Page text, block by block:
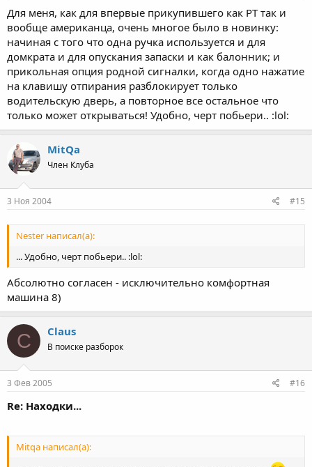
Для меня, как для впервые прикупившего как РТ так и
вообще американца, очень многое было в новинку:
начиная с того что одна ручка используется и для
домкрата и для опускания запаски и как балонник; и
прикольная опция родной сигналки, когда одно нажатие
на клавишу отпирания разблокирует только
водительскую дверь, а повторное все остальное что
только может открываться! Удобно, черт побьери.. :lol:
MitQa
Член Клуба
3 Ноя 2004 #15
Nester написал(а):
... Удобно, черт побьери.. :lol:
Абсолютно согласен - исключительно комфортная
машина 8)
C Claus
В поиске разборок
3 Фев 2005 #16
Re: Находки...
Mitqa написал(а):